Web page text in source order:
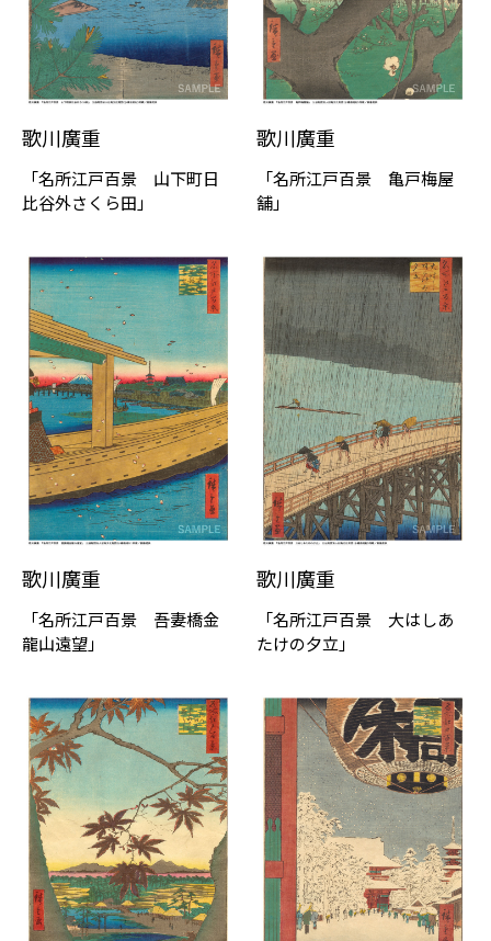
歌川廣重
「名所江戸百景 山下町日
比谷外さくら田」
歌川廣重
「名所江戸百景 亀戸梅屋
舗」
歌川廣重
「名所江戸百景 吾妻橋金
龍山遠望」
歌川廣重
「名所江戸百景 大はしあ
たけの夕立」